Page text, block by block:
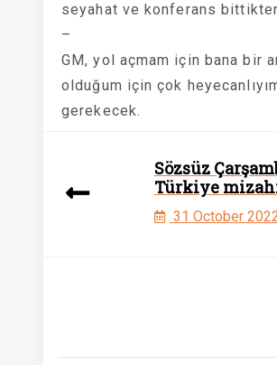
seyahat ve konferans
–
GM, yol açmam için bana bir
olduğum için çok
gerekecek.
Sözsüz
Türkiye
31 October